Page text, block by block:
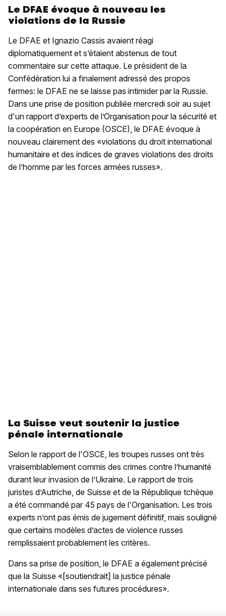
Le DFAE évoque à nouveau les
violations de la Russie
Le DFAE et Ignazio Cassis avaient réagi
diplomatiquement et s’étaient abstenus de tout
commentaire sur cette attaque. Le président de la
Confédération lui a finalement adressé des propos
fermes: le DFAE ne se laisse pas intimider par la Russie.
Dans une prise de position publiée mercredi soir au sujet
d'un rapport d’experts de l’Organisation pour la sécurité et
la coopération en Europe (OSCE), le DFAE évoque à
nouveau clairement des «violations du droit international
humanitaire et des indices de graves violations des droits
de l’homme par les forces armées russes».
La Suisse veut soutenir la justice
pénale internationale
Selon le rapport de l'OSCE, les troupes russes ont très
vraisemblablement commis des crimes contre l’humanité
durant leur invasion de l’Ukraine. Le rapport de trois
juristes d’Autriche, de Suisse et de la République tchèque
a été commandé par 45 pays de l'Organisation. Les trois
experts n’ont pas émis de jugement définitif, mais souligné
que certains modèles d’actes de violence russes
remplissaient probablement les critères.
Dans sa prise de position, le DFAE a également précisé
que la Suisse «[soutiendrait] la justice pénale
internationale dans ses futures procédures».